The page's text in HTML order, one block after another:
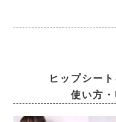
ヒップシー
使い方